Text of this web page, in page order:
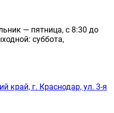
— пятница, с 8:30 до
суббота,
край, г. Краснодар, ул. 3-я